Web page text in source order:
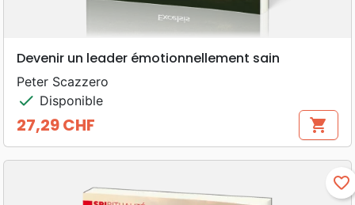
Devenir un leader émotionnellement sain
Peter Scazzero
check Disponible
Prix
27,29 CHF shopping_cart
favorite_border